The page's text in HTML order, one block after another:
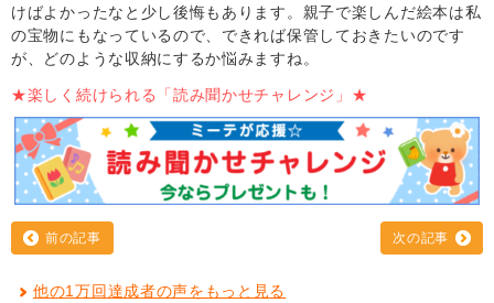
けばよかったなと少し後悔もあります。親子で楽しんだ絵本は私
の宝物にもなっているので、できれば保管しておきたいのです
が、どのような収納にするか悩みますね。
★楽しく続けられる「読み聞かせチャレンジ」★
前の記事 次の記事
他の1万回達成者の声をもっと見る